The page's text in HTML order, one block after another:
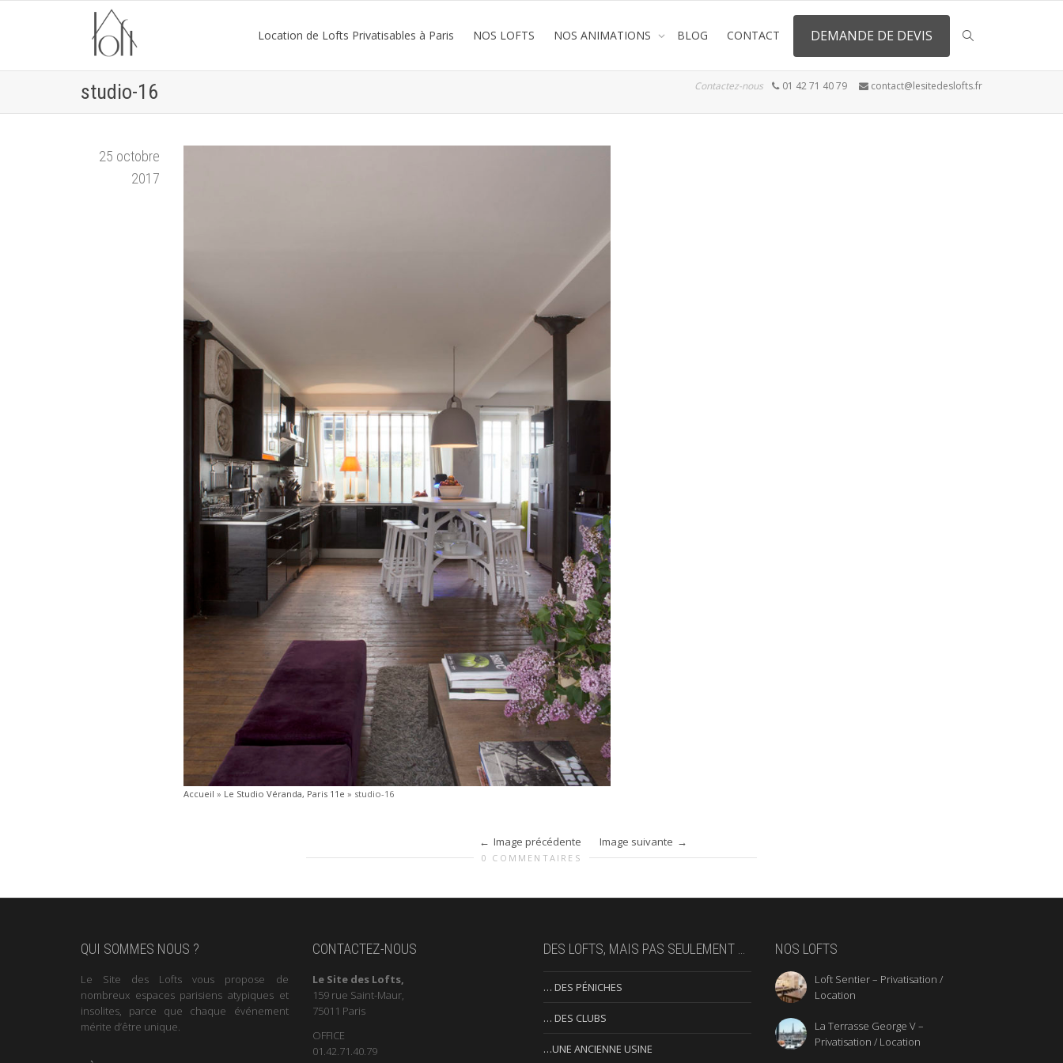
Location de Lofts Privatisables à Paris NOS LOFTS NOS ANIMATIONS BLOG CONTACT DEMANDE DE DEVIS
studio-16 Contactez-nous 01 42 71 40 79 contact@lesitedeslofts.fr
25 octobre
2017
Accueil » Le Studio Véranda, Paris 11e » studio-16
Image précédente Image suivante
0 COMMENTAIRES
QUI SOMMES NOUS ?
Le Site des Lofts vous propose de
nombreux espaces parisiens atypiques et
insolites, parce que chaque événement
mérite d’être unique.
CONTACTEZ-NOUS
Le Site des Lofts,
159 rue Saint-Maur,
75011 Paris
OFFICE
01.42.71.40.79
DES LOFTS, MAIS PAS SEULEMENT …
… DES PÉNICHES
… DES CLUBS
…UNE ANCIENNE USINE
NOS LOFTS
Loft Sentier – Privatisation /
Location
La Terrasse George V –
Privatisation / Location